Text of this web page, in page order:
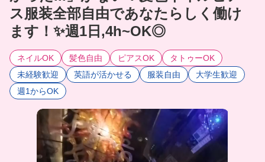
ス服装全部自由であなたらしく働け
ます！✨週1日,4h~OK◎
ネイルOK 髪色自由 ピアスOK
タトゥーOK
未経験歓迎
英語が活かせる 服装自由
大学生歓迎
週1からOK